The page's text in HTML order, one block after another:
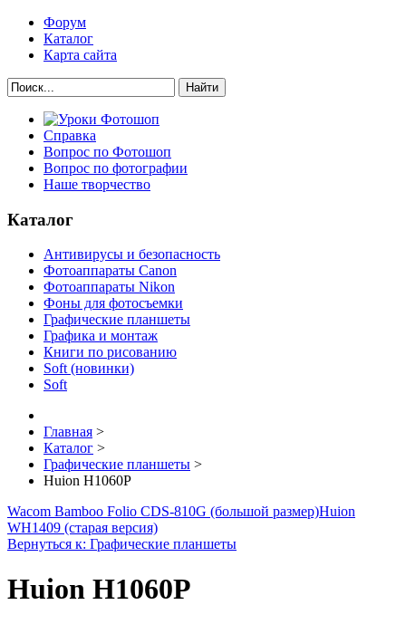
Форум
Каталог
Карта сайта
Найти
Справка
Вопрос по Фотошоп
Вопрос по фотографии
Наше творчество
Каталог
Антивирусы и безопасность
Фотоаппараты Canon
Фотоаппараты Nikon
Фоны для фотосъемки
Графические планшеты
Графика и монтаж
Книги по рисованию
Soft (новинки)
Soft
Главная >
Каталог >
Графические планшеты >
Huion H1060P
Wacom Bamboo Folio CDS-810G (большой размер)Huion
WH1409 (старая версия)
Вернуться к: Графические планшеты
Huion H1060P